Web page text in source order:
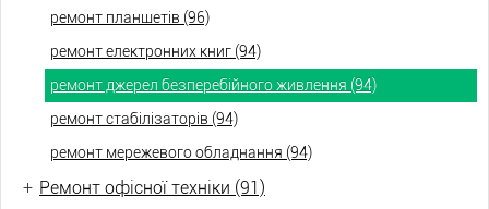
ремонт планшетів (96)
ремонт електронних книг (94)
ремонт джерел безперебійного живлення (94)
ремонт стабілізаторів (94)
ремонт мережевого обладнання (94)
+ Ремонт офісної техніки (91)